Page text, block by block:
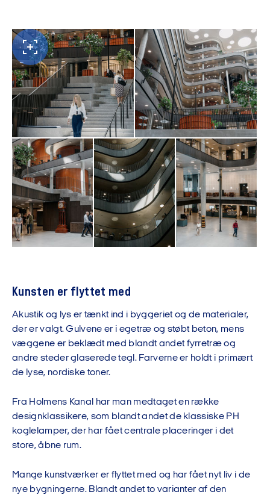
Kunsten er flyttet med
Akustik og lys er tænkt ind i byggeriet og de materialer,
der er valgt. Gulvene er i egetræ og støbt beton, mens
væggene er beklædt med blandt andet fyrretræ og
andre steder glaserede tegl. Farverne er holdt i primært
de lyse, nordiske toner.
Fra Holmens Kanal har man medtaget en række
designklassikere, som blandt andet de klassiske PH
koglelamper, der har fået centrale placeringer i det
store, åbne rum.
Mange kunstværker er flyttet med og har fået nyt liv i de
nye bygningerne. Blandt andet to varianter af den